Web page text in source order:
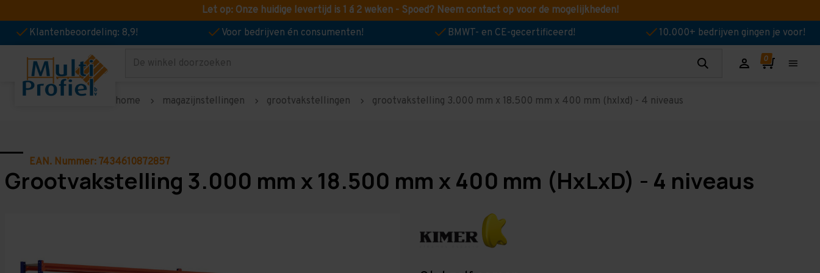
Let op: Onze huidige levertijd is 1 á 2 weken - Spoed? Neem contact op voor de mogelijkheden!
Klantenbeoordeling: 8,9!
Voor bedrijven én consumenten! BMWT- en CE-gecertificeerd! 10.000+ bedrijven gingen je voor!
Zoeken
home magazijnstellingen grootvakstellingen grootvakstelling 3.000 mm x 18.500 mm x 400 mm (hxlxd) - 4 niveaus
EAN. Nummer: 7434610872857
Grootvakstelling 3.000 mm x 18.500 mm x 400 mm (HxLxD) - 4 niveaus